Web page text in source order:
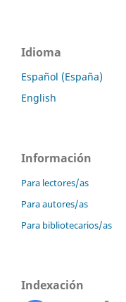
Idioma
Español (España)
English
Información
Para lectores/as
Para autores/as
Para bibliotecarios/as
Indexación